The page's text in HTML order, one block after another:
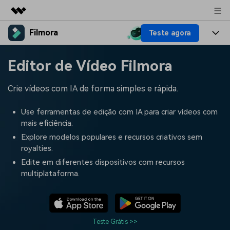
Produtos em destaque
Utilitários
Negócios
Soluções
Sobre nós
Sala de imprensa
Loja
Suporte
Filmora Teste agora
Produtos
Recursos criativos
IA
Vídeo/Imagem
Áudio
Textos
Soluções
Filmora para
Criar
Recursos
Prompts de Vídeo
populares para gerar vídeos
semelhantes em segundos
tendências de marketing de
vídeo em 2025
Central de ajuda
Fale conosco Histórias de clientes
alcançam sucesso
Preços Entrar
Editor de Vídeo Filmora
Crie vídeos com IA de forma simples e rápida.
Use ferramentas de edição com IA para criar vídeos com
mais eficiência.
Explore modelos populares e recursos criativos sem
royalties.
Edite em diferentes dispositivos com recursos
multiplataforma.
Teste Grátis >>